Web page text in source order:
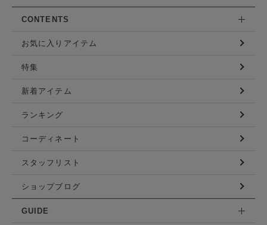
CONTENTS
お気に入りアイテム
特集
新着アイテム
ランキング
コーディネート
スタッフリスト
ショップブログ
GUIDE